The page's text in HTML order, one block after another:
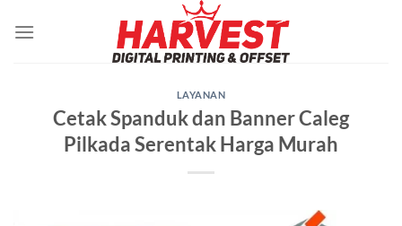
LAYANAN
Cetak Spanduk dan Banner Caleg
Pilkada Serentak Harga Murah